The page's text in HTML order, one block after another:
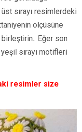
sırayı resimlerdeki
ölçüsüne
Eğer son
sırayı motifleri
resimler size